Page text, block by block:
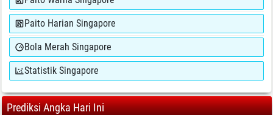
Paito Harian Singapore
Bola Merah Singapore
Statistik Singapore
Prediksi Angka Hari Ini